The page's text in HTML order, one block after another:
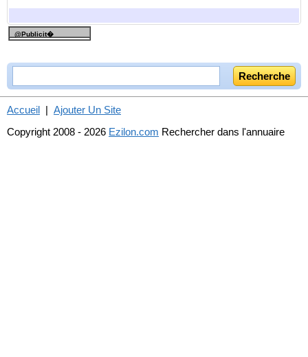
@Publicit�
Accueil | Ajouter Un Site
Copyright 2008 - 2026 Ezilon.com Rechercher dans l'annuaire